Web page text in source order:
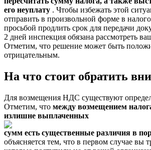
его неуплату . Чтобы избежать этой
отправить в произвольной форме в
просьбой продлить срок для передачи
2 дней инспекция обязана рассмотреть
Отметим, что решение может быть
отрицательным.
На что стоит обратить
Для возмещения НДС существуют
Отметим, что между возмещением
излишне выплаченных
сумм есть существенные различия в
объясняется тем, что в первом случае вы